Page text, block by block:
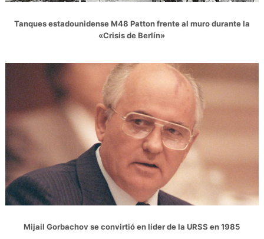
Tanques estadounidense M48 Patton frente al muro durante la
«Crisis de Berlín»
Mijail Gorbachov se convirtió en líder de la URSS en 1985